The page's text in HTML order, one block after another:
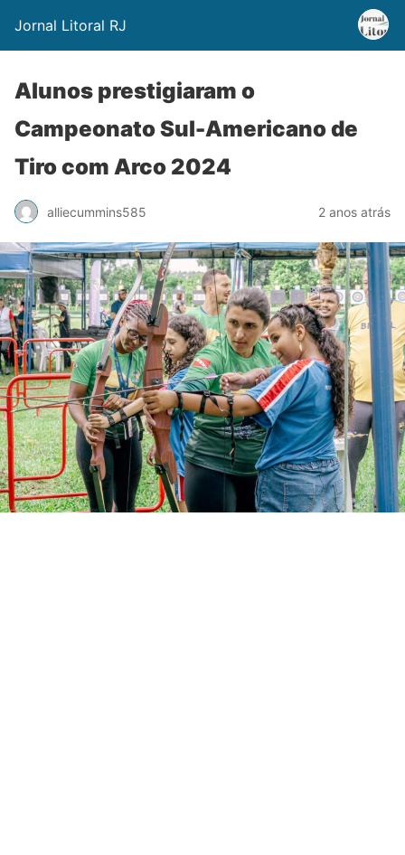
Jornal Litoral RJ
Alunos prestigiaram o
Campeonato Sul-Americano de
Tiro com Arco 2024
alliecummins585 2 anos atrás